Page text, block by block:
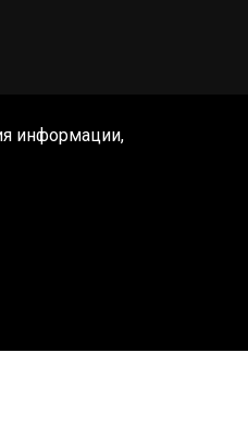
информации,